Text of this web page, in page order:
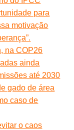
para
motivação
na COP26
ainda
até 2030
gado de área
caso de
o caos